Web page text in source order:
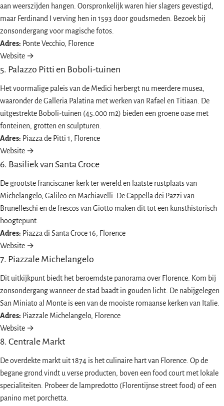
aan weerszijden hangen. Oorspronkelijk waren hier slagers gevestigd,
maar Ferdinand I verving hen in 1593 door goudsmeden. Bezoek bij
zonsondergang voor magische fotos.
Adres: Ponte Vecchio, Florence
Website →
5. Palazzo Pitti en Boboli-tuinen
Het voormalige paleis van de Medici herbergt nu meerdere musea,
waaronder de Galleria Palatina met werken van Rafael en Titiaan. De
uitgestrekte Boboli-tuinen (45.000 m2) bieden een groene oase met
fonteinen, grotten en sculpturen.
Adres: Piazza de Pitti 1, Florence
Website →
6. Basiliek van Santa Croce
De grootste franciscaner kerk ter wereld en laatste rustplaats van
Michelangelo, Galileo en Machiavelli. De Cappella dei Pazzi van
Brunelleschi en de frescos van Giotto maken dit tot een kunsthistorisch
hoogtepunt.
Adres: Piazza di Santa Croce 16, Florence
Website →
7. Piazzale Michelangelo
Dit uitkijkpunt biedt het beroemdste panorama over Florence. Kom bij
zonsondergang wanneer de stad baadt in gouden licht. De nabijgelegen
San Miniato al Monte is een van de mooiste romaanse kerken van Italie.
Adres: Piazzale Michelangelo, Florence
Website →
8. Centrale Markt
De overdekte markt uit 1874 is het culinaire hart van Florence. Op de
begane grond vindt u verse producten, boven een food court met lokale
specialiteiten. Probeer de lampredotto (Florentijnse street food) of een
panino met porchetta.